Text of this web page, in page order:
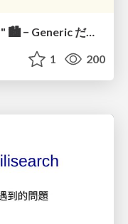
Welcome to the "Parametricity" 🏙️ − Generic だけど Specific な世界 −
1 200